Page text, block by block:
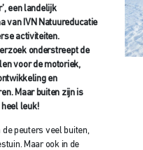
een landelijk
van IVN Natuureducatie
activiteiten.
onderstreept de
voor de motoriek,
en
Maar buiten zijn is
leuk!
de peuters veel buiten,
Maar ook in de